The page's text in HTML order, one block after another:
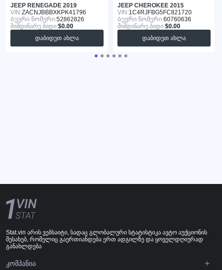
JEEP RENEGADE 2019
VIN:ZACNJBBBXKPK41796
Ბევრი ნომერი:52862826
მიმდინარე ბიდი:$0.00
დაბიდეთ ახლა
JEEP CHEROKEE 2015
VIN:1C4RJFBG5FC821720
Ბევრი ნომერი:60760636
მიმდინარე ბიდი:$0.00
დაბიდეთ ახლა
Stat.vin არის ვებსაიტი, სადაც გლობალური სტატისტიკა ავტო აუქციონის
შესახებ, რომელიც გაერთიანდება ერთ ადგილზე და ყოველდღიურად
განახლდება
ᲙᲝᲛᲞᲐᲜᲘᲐ